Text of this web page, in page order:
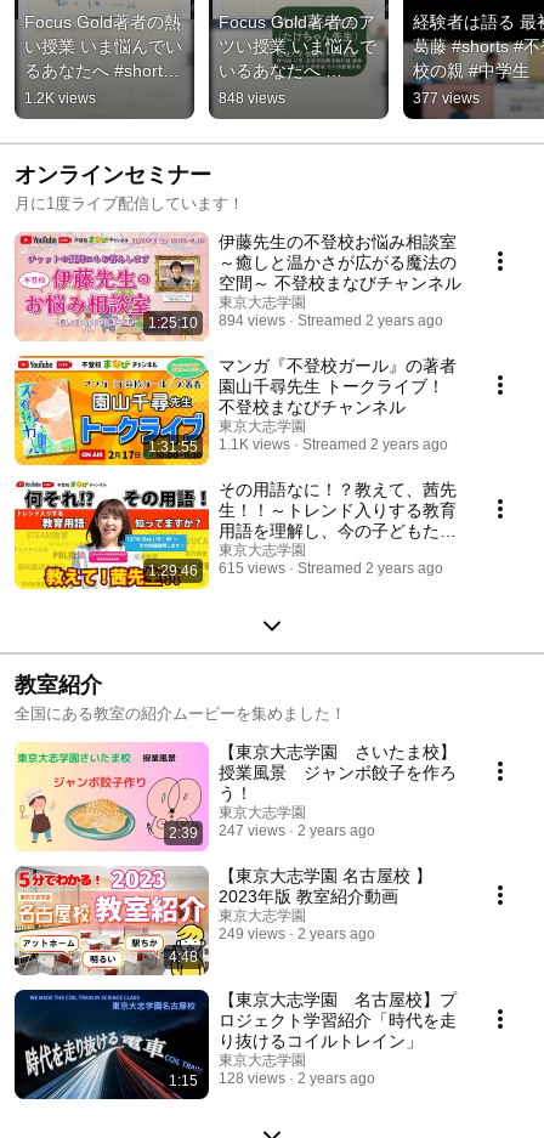
Focus Gold著者の熱
い授業 いま悩んでい
るあなたへ #shorts
#中学生 #将来の夢 #
不登校の親
#youtubelive
1.2K views
Focus Gold著者のア
ツい授業 いま悩んで
いるあなたへ
#shorts #中学生 #高
校受験 #不登校の親
#youtubelive
848 views
経験者は語る 最
葛藤 #shorts #不
校の親 #中学生
377 views
オンラインセミナー
月に1度ライブ配信しています！
1:25:10
伊藤先生の不登校お悩み相談室
～癒しと温かさが広がる魔法の
空間～ 不登校まなびチャンネル
東京大志学園
894 views
Streamed 2 years ago
1:31:55
マンガ『不登校ガール』の著者
園山千尋先生 トークライブ！
不登校まなびチャンネル
東京大志学園
1.1K views
Streamed 2 years ago
1:29:46
その用語なに！？教えて、茜先
生！！～トレンド入りする教育
用語を理解し、今の子どもたち
を取り巻く最新教育を知ろう！
～ 不登校まなびチャンネル
東京大志学園
615 views
Streamed 2 years ago
教室紹介
全国にある教室の紹介ムービーを集めました！
2:39
【東京大志学園 さいたま校】
授業風景 ジャンボ餃子を作ろ
う！
東京大志学園
247 views
2 years ago
4:48
【東京大志学園 名古屋校 】
2023年版 教室紹介動画
東京大志学園
249 views
2 years ago
1:15
【東京大志学園 名古屋校】プ
ロジェクト学習紹介「時代を走
り抜けるコイルトレイン」
東京大志学園
128 views
2 years ago